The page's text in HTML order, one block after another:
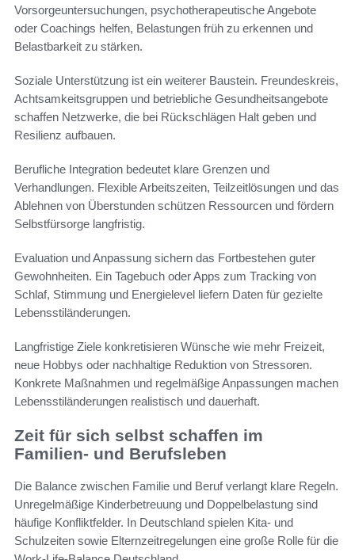
Vorsorgeuntersuchungen, psychotherapeutische Angebote
oder Coachings helfen, Belastungen früh zu erkennen und
Belastbarkeit zu stärken.
Soziale Unterstützung ist ein weiterer Baustein. Freundeskreis,
Achtsamkeitsgruppen und betriebliche Gesundheitsangebote
schaffen Netzwerke, die bei Rückschlägen Halt geben und
Resilienz aufbauen.
Berufliche Integration bedeutet klare Grenzen und
Verhandlungen. Flexible Arbeitszeiten, Teilzeitlösungen und das
Ablehnen von Überstunden schützen Ressourcen und fördern
Selbstfürsorge langfristig.
Evaluation und Anpassung sichern das Fortbestehen guter
Gewohnheiten. Ein Tagebuch oder Apps zum Tracking von
Schlaf, Stimmung und Energielevel liefern Daten für gezielte
Lebensstiländerungen.
Langfristige Ziele konkretisieren Wünsche wie mehr Freizeit,
neue Hobbys oder nachhaltige Reduktion von Stressoren.
Konkrete Maßnahmen und regelmäßige Anpassungen machen
Lebensstiländerungen realistisch und dauerhaft.
Zeit für sich selbst schaffen im
Familien- und Berufsleben
Die Balance zwischen Familie und Beruf verlangt klare Regeln.
Unregelmäßige Kinderbetreuung und Doppelbelastung sind
häufige Konfliktfelder. In Deutschland spielen Kita- und
Schulzeiten sowie Elternzeitregelungen eine große Rolle für die